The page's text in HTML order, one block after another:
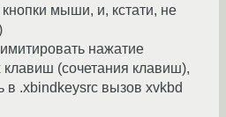
мыши, и, кстати, не
нажатие
(сочетания клавиш),
в .xbindkeysrc вызов xvkbd